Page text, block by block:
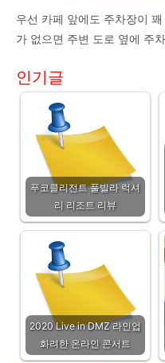
우선 카페 앞에도 주차장이
가 없으면 주변 도로 옆에 주
인기글
푸코클리전트 풀빌라 럭셔
리 리조트 리뷰
2020 Live in DMZ 라인업
화려한 온라인 콘서트